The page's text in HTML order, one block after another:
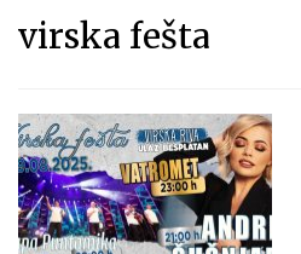
virska fešta